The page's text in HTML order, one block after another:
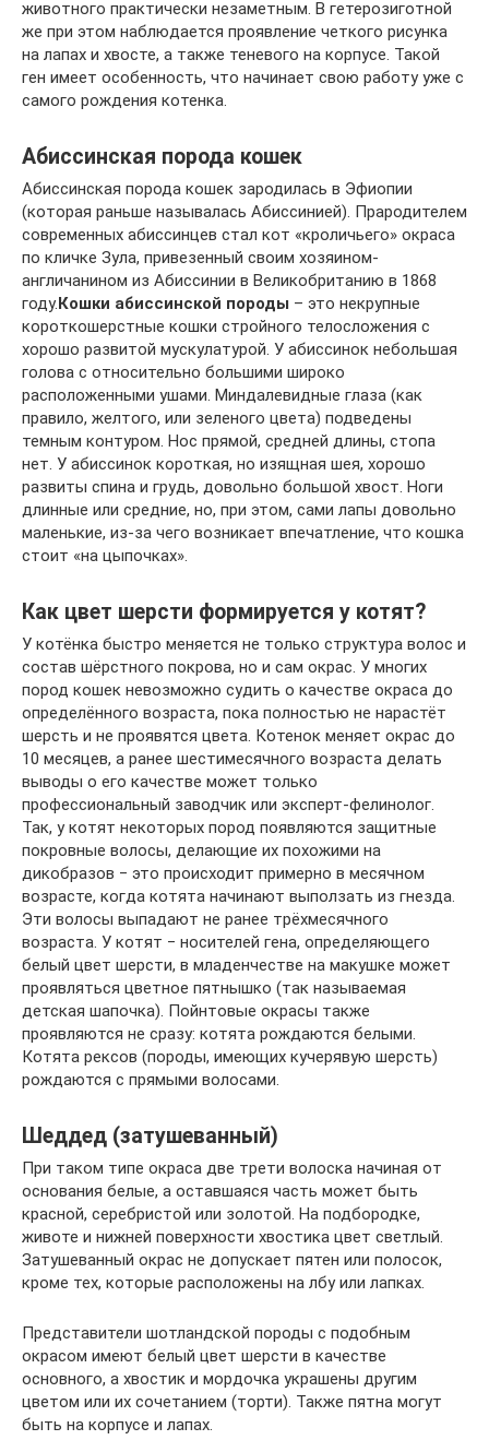
животного практически незаметным. В гетерозиготной
же при этом наблюдается проявление четкого рисунка
на лапах и хвосте, а также теневого на корпусе. Такой
ген имеет особенность, что начинает свою работу уже с
самого рождения котенка.
Абиссинская порода кошек
Абиссинская порода кошек зародилась в Эфиопии
(которая раньше называлась Абиссинией). Прародителем
современных абиссинцев стал кот «кроличьего» окраса
по кличке Зула, привезенный своим хозяином-
англичанином из Абиссинии в Великобританию в 1868
году.Кошки абиссинской породы – это некрупные
короткошерстные кошки стройного телосложения с
хорошо развитой мускулатурой. У абиссинок небольшая
голова с относительно большими широко
расположенными ушами. Миндалевидные глаза (как
правило, желтого, или зеленого цвета) подведены
темным контуром. Нос прямой, средней длины, стопа
нет. У абиссинок короткая, но изящная шея, хорошо
развиты спина и грудь, довольно большой хвост. Ноги
длинные или средние, но, при этом, сами лапы довольно
маленькие, из-за чего возникает впечатление, что кошка
стоит «на цыпочках».
Как цвет шерсти формируется у котят?
У котёнка быстро меняется не только структура волос и
состав шёрстного покрова, но и сам окрас. У многих
пород кошек невозможно судить о качестве окраса до
определённого возраста, пока полностью не нарастёт
шерсть и не проявятся цвета. Котенок меняет окрас до
10 месяцев, а ранее шестимесячного возраста делать
выводы о его качестве может только
профессиональный заводчик или эксперт-фелинолог.
Так, у котят некоторых пород появляются защитные
покровные волосы, делающие их похожими на
дикобразов ‒ это происходит примерно в месячном
возрасте, когда котята начинают выползать из гнезда.
Эти волосы выпадают не ранее трёхмесячного
возраста. У котят ‒ носителей гена, определяющего
белый цвет шерсти, в младенчестве на макушке может
проявляться цветное пятнышко (так называемая
детская шапочка). Пойнтовые окрасы также
проявляются не сразу: котята рождаются белыми.
Котята рексов (породы, имеющих кучерявую шерсть)
рождаются с прямыми волосами.
Шеддед (затушеванный)
При таком типе окраса две трети волоска начиная от
основания белые, а оставшаяся часть может быть
красной, серебристой или золотой. На подбородке,
животе и нижней поверхности хвостика цвет светлый.
Затушеванный окрас не допускает пятен или полосок,
кроме тех, которые расположены на лбу или лапках.
Представители шотландской породы с подобным
окрасом имеют белый цвет шерсти в качестве
основного, а хвостик и мордочка украшены другим
цветом или их сочетанием (торти). Также пятна могут
быть на корпусе и лапах.